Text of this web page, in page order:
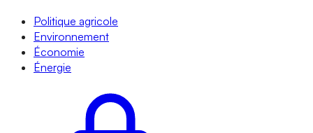
Politique agricole
Environnement
Économie
Énergie